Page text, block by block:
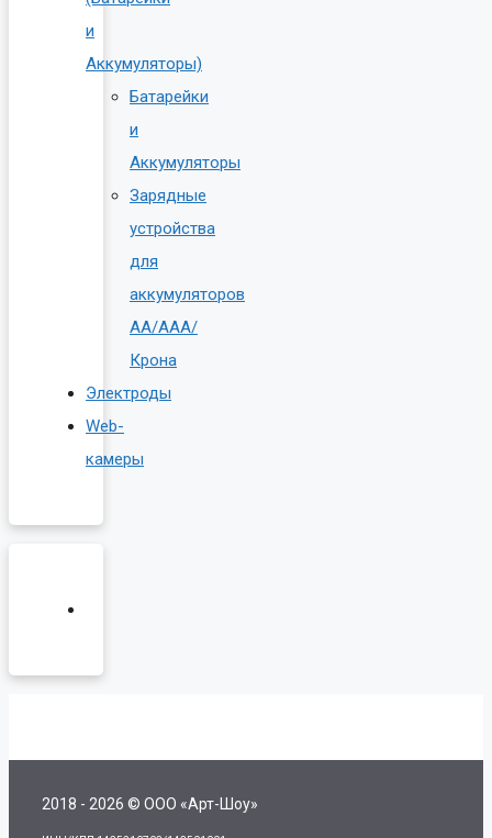
и
Аккумуляторы)
Батарейки
и
Аккумуляторы
Зарядные
устройства
для
аккумуляторов
AA/AAA/
Крона
Электроды
Web-
камеры
2018 - 2026 © ООО «Арт-Шоу»